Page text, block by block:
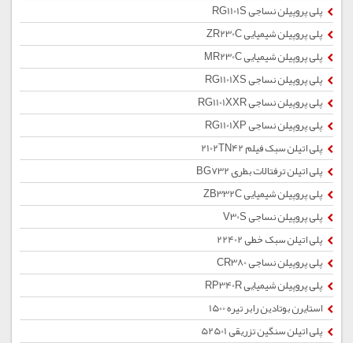
پلی پروپیلن نساجی RG1101S
پلی پروپیلن شیمیایی ZR230C
پلی پروپیلن شیمیایی MR230C
پلی پروپیلن نساجی RG1101XS
پلی پروپیلن نساجی RG1101XXR
پلی پروپیلن نساجی RG1101XP
پلی اتیلن سبک فیلم 2102TN42
پلی اتیلن ترفتالات بطری BG732
پلی پروپیلن شیمیایی ZB332C
پلی پروپیلن نساجی V30S
پلی اتیلن سبک خطی 22402
پلی پروپیلن نساجی CR380
پلی پروپیلن شیمیایی RP340R
استایرن بوتادین رابر تیره 1500
پلی اتیلن سنگین تزریقی 52501